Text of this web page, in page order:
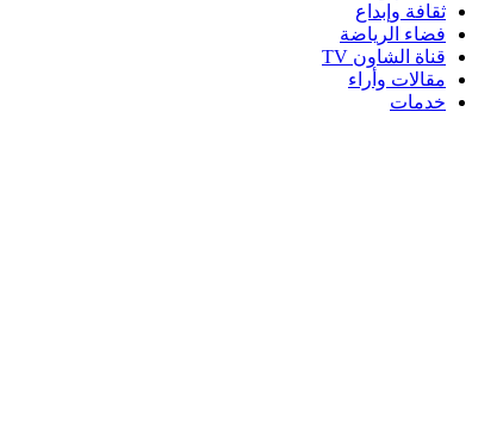
ثقافة وإبداع
فضاء الرياضة
قناة الشاون TV
مقالات وأراء
خدمات